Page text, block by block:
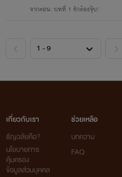
แต่ถ้านิยายยังมีนักอ่านรออ่านอยู่ แล้วเรี
จากตอน: บทที่ 1 รักต้องจุ๊บ!
เกี่ยวกับเรา
ธัญวลัยคือ?
นโยบายการ
คุ้มครอง
ข้อมูลส่วนบุคคล
ช่วยเหลือ
บทความ
FAQ